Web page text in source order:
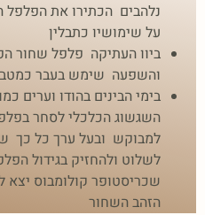
נלהבים הכתירו את הפלפל
על שימושיו כתבלין
ביוו העתיקה פלפל שחור
והשפעה שימש בעבר
בימי הבינים בהודו וערים
השגשוג הכלכלי לסחר
למבוקש ובעל ערך כל כך
לשלוט ולהחזיק בגידול
שכריסטופר קולומבוס
הזהב השחור